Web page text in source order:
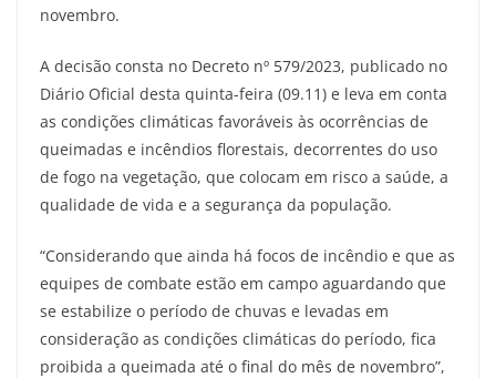
novembro.
A decisão consta no Decreto nº 579/2023, publicado no
Diário Oficial desta quinta-feira (09.11) e leva em conta
as condições climáticas favoráveis às ocorrências de
queimadas e incêndios florestais, decorrentes do uso
de fogo na vegetação, que colocam em risco a saúde, a
qualidade de vida e a segurança da população.
“Considerando que ainda há focos de incêndio e que as
equipes de combate estão em campo aguardando que
se estabilize o período de chuvas e levadas em
consideração as condições climáticas do período, fica
proibida a queimada até o final do mês de novembro”,